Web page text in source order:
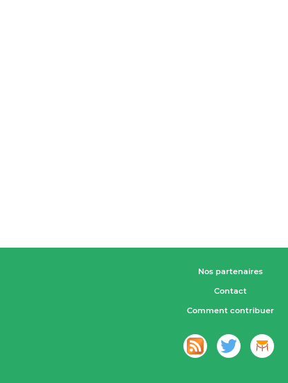
Nos partenaires
Contact
Comment contribuer